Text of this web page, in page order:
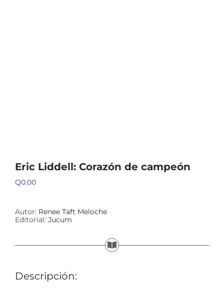
Eric Liddell: Corazón de campeón
Q0.00
Autor: Renee Taft Meloche
Editorial: Jucum
Descripción: